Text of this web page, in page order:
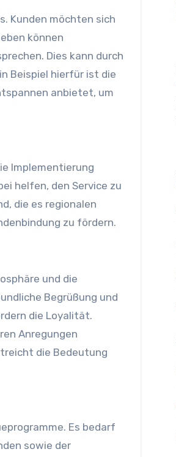
Kunden möchten sich
können
Dies kann durch
Beispiel hierfür ist die
anbietet, um
Implementierung
helfen, den Service zu
die es regionalen
zu fördern.
und die
Begrüßung und
die Loyalität.
Anregungen
die Bedeutung
Es bedarf
sowie der